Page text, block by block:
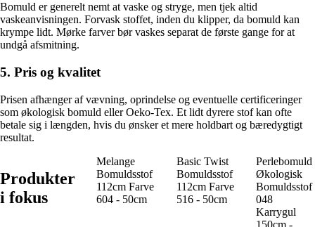
Bomuld er generelt nemt at vaske og stryge, men tjek altid
vaskeanvisningen. Forvask stoffet, inden du klipper, da bomuld kan
krympe lidt. Mørke farver bør vaskes separat de første gange for at
undgå afsmitning.
5. Pris og kvalitet
Prisen afhænger af vævning, oprindelse og eventuelle certificeringer
som økologisk bomuld eller Oeko-Tex. Et lidt dyrere stof kan ofte
betale sig i længden, hvis du ønsker et mere holdbart og bæredygtigt
resultat.
Produkter
i fokus
Melange
Bomuldsstof
112cm Farve
604 - 50cm
Basic Twist
Bomuldsstof
112cm Farve
516 - 50cm
Perlebomuld
Økologisk
Bomuldsstof
048
Karrygul
150cm -